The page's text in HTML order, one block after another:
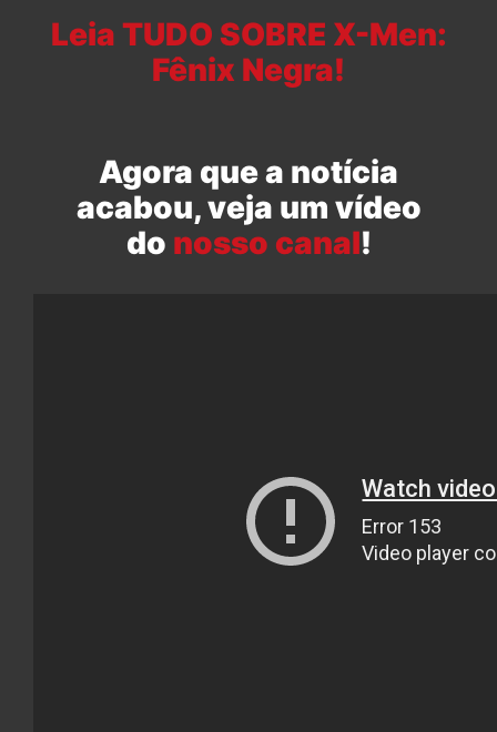
Leia TUDO SOBRE X-Men:
Fênix Negra!
Agora que a notícia
acabou, veja um vídeo
do nosso canal!